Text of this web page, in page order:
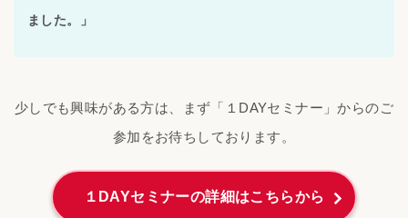
ました。」
少しでも興味がある方は、まず「１DAYセミナー」からのご
参加をお待ちしております。
１DAYセミナーの詳細はこちらから